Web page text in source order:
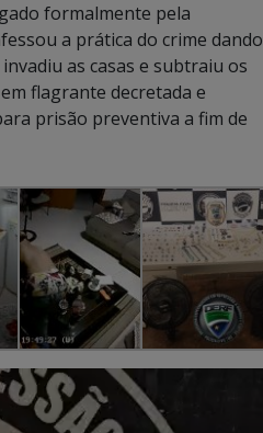
formalmente pela
a prática do crime dando
as casas e subtraiu os
flagrante decretada e
prisão preventiva a fim de